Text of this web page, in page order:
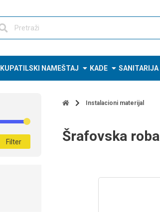
KUPATILSKI NAMEŠTAJ KADE SANITARIJA
Filter
Instalacioni materijal
Šrafovska roba